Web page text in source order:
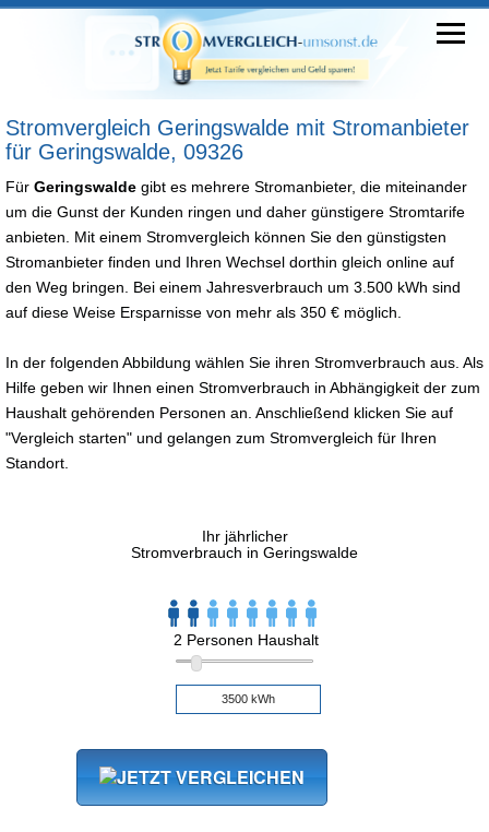
Stromvergleich Geringswalde mit Stromanbieter
für Geringswalde, 09326
Für Geringswalde gibt es mehrere Stromanbieter, die miteinander
um die Gunst der Kunden ringen und daher günstigere Stromtarife
anbieten. Mit einem Stromvergleich können Sie den günstigsten
Stromanbieter finden und Ihren Wechsel dorthin gleich online auf
den Weg bringen. Bei einem Jahresverbrauch um 3.500 kWh sind
auf diese Weise Ersparnisse von mehr als 350 € möglich.
In der folgenden Abbildung wählen Sie ihren Stromverbrauch aus. Als
Hilfe geben wir Ihnen einen Stromverbrauch in Abhängigkeit der zum
Haushalt gehörenden Personen an. Anschließend klicken Sie auf
"Vergleich starten" und gelangen zum Stromvergleich für Ihren
Standort.
Ihr jährlicher
Stromverbrauch in Geringswalde
2 Personen Haushalt